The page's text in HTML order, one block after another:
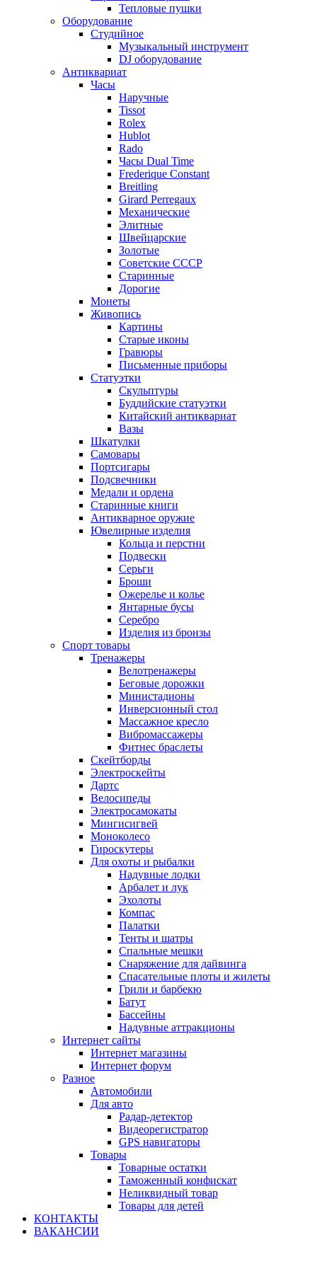
Тепловые пушки
Оборудование
Студийное
Музыкальный инструмент
DJ оборудование
Антиквариат
Часы
Наручные
Tissot
Rolex
Hublot
Rado
Часы Dual Time
Frederique Constant
Breitling
Girard Perregaux
Механические
Элитные
Швейцарские
Золотые
Советские СССР
Старинные
Дорогие
Монеты
Живопись
Картины
Старые иконы
Гравюры
Письменные приборы
Статуэтки
Скульптуры
Буддийские статуэтки
Китайский антиквариат
Вазы
Шкатулки
Самовары
Портсигары
Подсвечники
Медали и ордена
Старинные книги
Антикварное оружие
Ювелирные изделия
Кольца и перстни
Подвески
Серьги
Броши
Ожерелье и колье
Янтарные бусы
Серебро
Изделия из бронзы
Спорт товары
Тренажеры
Велотренажеры
Беговые дорожки
Министадионы
Инверсионный стол
Массажное кресло
Вибромассажеры
Фитнес браслеты
Скейтборды
Электроскейты
Дартс
Велосипеды
Электросамокаты
Мингисигвей
Моноколесо
Гироскутеры
Для охоты и рыбалки
Надувные лодки
Арбалет и лук
Эхолоты
Компас
Палатки
Тенты и шатры
Спальные мешки
Снаряжение для дайвинга
Спасательные плоты и жилеты
Грили и барбекю
Батут
Бассейны
Надувные аттракционы
Интернет сайты
Интернет магазины
Интернет форум
Разное
Автомобили
Для авто
Радар-детектор
Видеорегистратор
GPS навигаторы
Товары
Товарные остатки
Таможенный конфискат
Неликвидный товар
Товары для детей
КОНТАКТЫ
ВАКАНСИИ